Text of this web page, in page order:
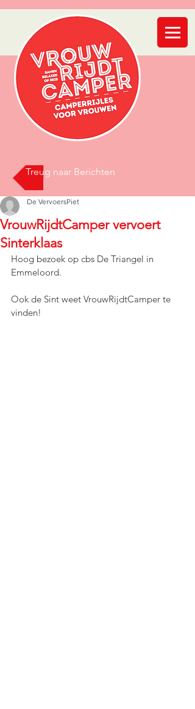
Treug naar Berichten
VrouwRijdtCamper vervoert
Sinterklaas
De VervoersPiet
Hoog bezoek op cbs De Triangel in
Emmeloord.
Ook de Sint weet VrouwRijdtCamper te
vinden!